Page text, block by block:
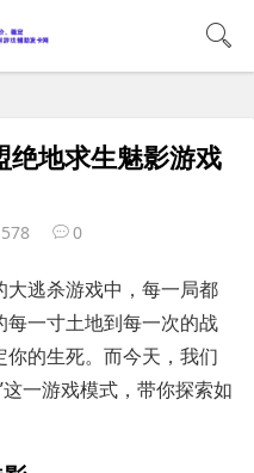
绝地求生魅影游戏
578 0
逃杀游戏中，每一局都
一寸土地到每一次的战
的生死。而今天，我们
一游戏模式，带你探索如